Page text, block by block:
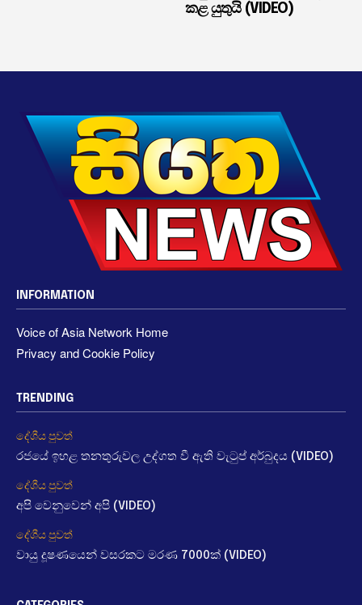
කළ යුතුයි (VIDEO)
INFORMATION
Voice of Asia Network Home
Privacy and Cookie Policy
TRENDING
දේශීය පුවත්
රජයේ ඉහළ තනතුරුවල උද්ගත වී ඇති වැටුප් අර්බුදය (VIDEO)
දේශීය පුවත්
අපි වෙනුවෙන් අපි (VIDEO)
දේශීය පුවත්
වායු දූෂණයෙන් වසරකට මරණ 7000ක් (VIDEO)